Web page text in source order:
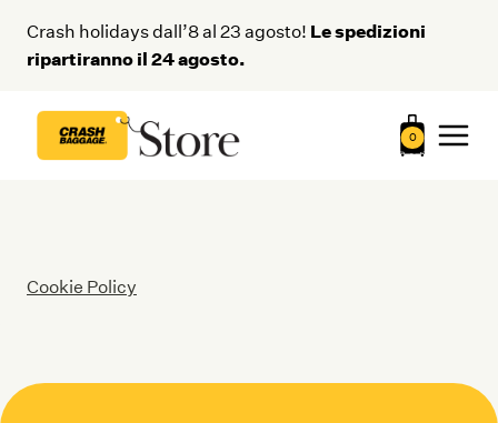
contenuto
Crash holidays dall’8 al 23 agosto! Le spedizioni
ripartiranno il 24 agosto.
0
Cookie Policy